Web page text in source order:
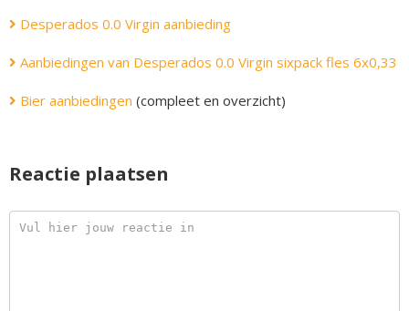
Desperados 0.0 Virgin aanbieding
Aanbiedingen van Desperados 0.0 Virgin sixpack fles 6x0,33
Bier aanbiedingen (compleet en overzicht)
Reactie plaatsen